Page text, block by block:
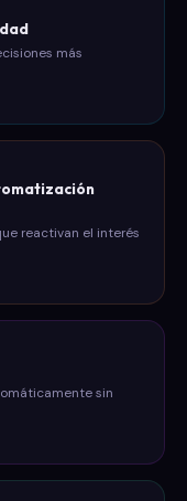
más
reactivan el interés
sin